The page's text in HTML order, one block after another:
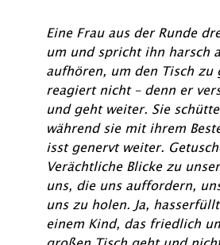
Eine Frau aus der Runde
um und spricht ihn harsch
aufhören, um den Tisch zu
reagiert nicht – denn er
und geht weiter. Sie
während sie mit ihrem
isst genervt weiter.
Verächtliche Blicke zu
uns, die uns auffordern,
uns zu holen. Ja,
einem Kind, das friedlich